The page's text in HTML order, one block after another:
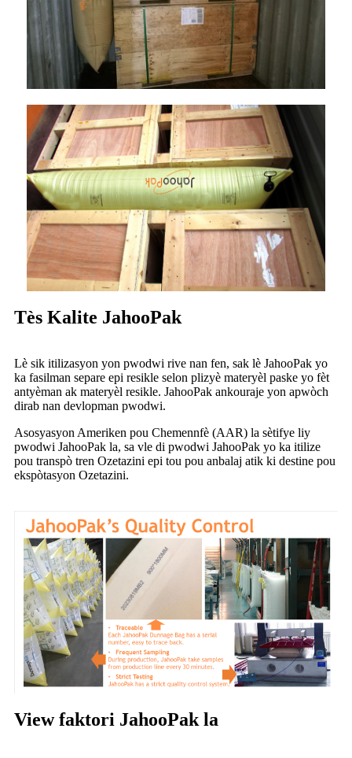
Tès Kalite JahooPak
Lè sik itilizasyon yon pwodwi rive nan fen, sak lè JahooPak yo
ka fasilman separe epi resikle selon plizyè materyèl paske yo fèt
antyèman ak materyèl resikle. JahooPak ankouraje yon apwòch
dirab nan devlopman pwodwi.
Asosyasyon Ameriken pou Chemennfè (AAR) la sètifye liy
pwodwi JahooPak la, sa vle di pwodwi JahooPak yo ka itilize
pou transpò tren Ozetazini epi tou pou anbalaj atik ki destine pou
ekspòtasyon Ozetazini.
View faktori JahooPak la